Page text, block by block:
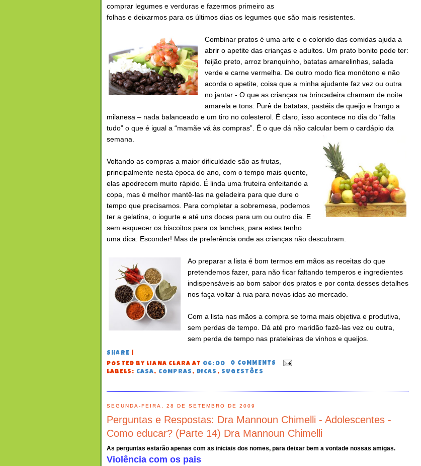
comprar legumes e verduras e fazermos primeiro as
folhas e deixarmos para os últimos dias os legumes que são mais resistentes.
Combinar pratos é uma arte e o colorido das comidas ajuda a
abrir o apetite das crianças e adultos. Um prato bonito pode ter:
feijão preto, arroz branquinho, batatas amarelinhas, salada
verde e carne vermelha. De outro modo fica monótono e não
acorda o apetite, coisa que a minha ajudante faz vez ou outra
no jantar - O que as crianças na brincadeira chamam de noite
amarela e tons: Purê de batatas, pastéis de queijo e frango a
milanesa – nada balanceado e um tiro no colesterol. É claro, isso acontece no dia do “falta
tudo” o que é igual a “mamãe vá às compras”. É o que dá não calcular bem o cardápio da
semana.
Voltando as compras a maior dificuldade são as frutas,
principalmente nesta época do ano, com o tempo mais quente,
elas apodrecem muito rápido. É linda uma fruteira enfeitando a
copa, mas é melhor mantê-las na geladeira para que dure o
tempo que precisamos. Para completar a sobremesa, podemos
ter a gelatina, o iogurte e até uns doces para um ou outro dia. E
sem esquecer os biscoitos para os lanches, para estes tenho
uma dica: Esconder! Mas de preferência onde as crianças não descubram.
Ao preparar a lista é bom termos em mãos as receitas do que
pretendemos fazer, para não ficar faltando temperos e ingredientes
indispensáveis ao bom sabor dos pratos e por conta desses detalhes
nos faça voltar à rua para novas idas ao mercado.
Com a lista nas mãos a compra se torna mais objetiva e produtiva,
sem perdas de tempo. Dá até pro maridão fazê-las vez ou outra,
sem perda de tempo nas prateleiras de vinhos e queijos.
SHARE
POSTED BY LIANA CLARA AT 06:00
0 COMMENTS
LABELS: CASA, COMPRAS , DICAS , SUGESTÕES
SEGUNDA-FEIRA, 28 DE SETEMBRO DE 2009
Perguntas e Respostas: Dra Mannoun Chimelli - Adolescentes -
Como educar? (Parte 14) Dra Mannoun Chimelli
As perguntas estarão apenas com as iniciais dos nomes, para deixar bem a vontade nossas amigas.
Violência com os pais